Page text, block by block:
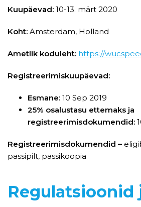
Kuupäevad: 10-13. märt 2020
Koht: Amsterdam, Holland
Ametlik koduleht: https://
Registreerimiskuupäevad:
Esmane: 10 Sep 2019
25% osalustasu ettemaks ja
registreerimisdokumendid:
Registreerimisdokumendid –
passipilt, passikoopia
Regulatsioonid